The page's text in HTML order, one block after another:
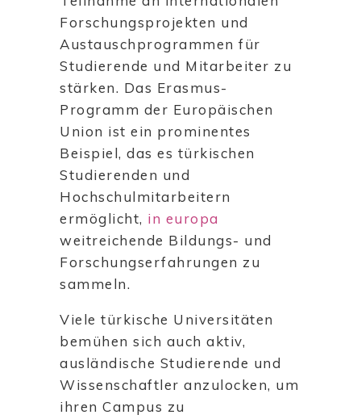
Forschungsprojekten und
Austauschprogrammen für
Studierende und Mitarbeiter zu
stärken. Das Erasmus-
Programm der Europäischen
Union ist ein prominentes
Beispiel, das es türkischen
Studierenden und
Hochschulmitarbeitern
ermöglicht, in europa
weitreichende Bildungs- und
Forschungserfahrungen zu
sammeln.
Viele türkische Universitäten
bemühen sich auch aktiv,
ausländische Studierende und
Wissenschaftler anzulocken, um
ihren Campus zu